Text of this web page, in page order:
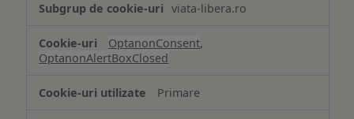
viata-libera.ro
OptanonConsent,
OptanonAlertBoxClosed
Primare